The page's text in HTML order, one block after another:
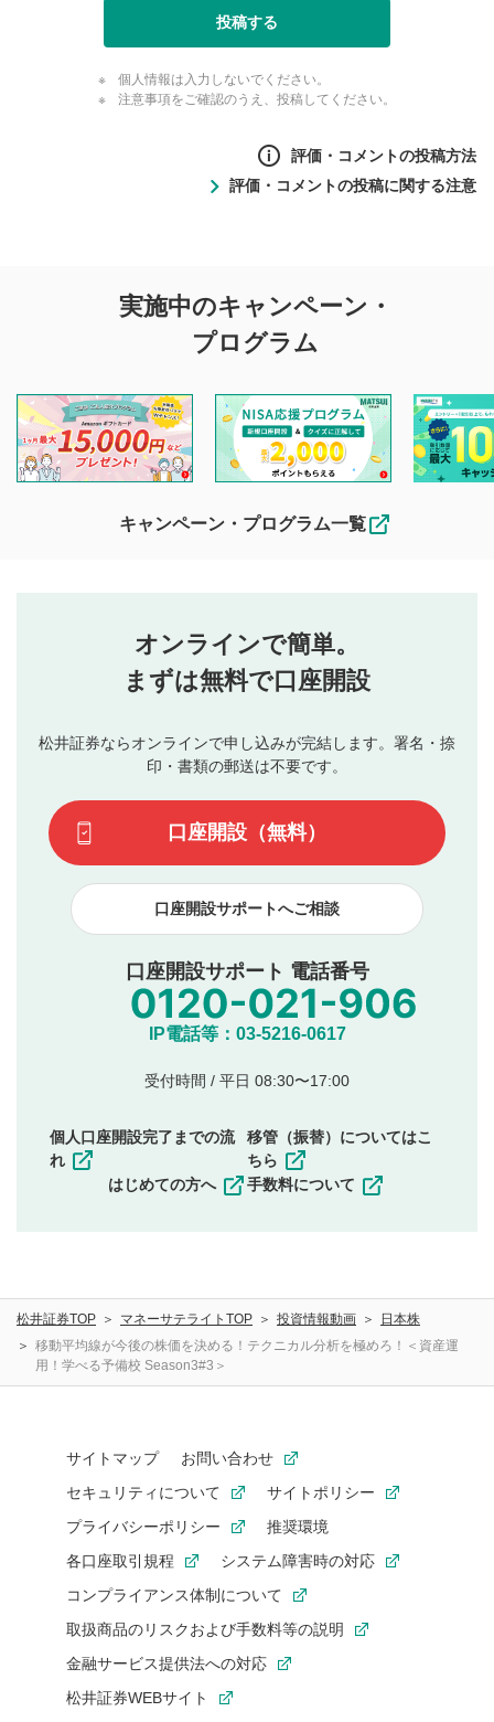
投稿する
個人情報は入力しないでください。
注意事項をご確認のうえ、投稿してください。
評価・コメントの投稿方法
投稿するボタン
星で評価をすると投稿できます。（お名前とコメント
3
動画の評価
です）
評価・コメントの投稿に関する注意
投稿に関する注意
を目的として、各動画コンテンツに、評価およびコメントの
投稿ができます。利用者は以下の注意事項をご理解のうえ、
閲覧および投稿を行うものとしてください。
他の利用者が動画を視聴される際の参考になるコメントをお
待ちしております。
なお、投稿をもって、本注意事項に同意されたものとみなし
行ってください。
当社は、利用者同士、もしくは利用者と第三者間のトラ
ブルによって生じた損害に対して一切の責任を負いませ
評価およびコメントは当社にて審査のうえ、掲載となり
ます。掲載されるまでに日数がかかる場合や掲載されない
てはお答えできません。各動画コンテンツへの掲載をもっ
て結果のご連絡といたします。ご了承ください。
下記の項目に該当すると判断された投稿内容は、掲載を
見合わせる場合がございます。
本動画コンテンツとは無関係の内容の投稿
他者への誹謗中傷や差別的表現投稿
公序良俗に反する内容の投稿
氏名、住所、電話番号など個人を特定できる情報の
他のサイトへの誘導や営利目的、広告・宣伝を目
他者の権利（商標、著作権、その他の知的財産
その他当社が不適切と判断した投稿
一度投稿した評価およびコメントの変更・削除はできま
に関する著作者人格権を行使しないことに同意します。利
用者が投稿したコメントは、当社サービスの広告・宣伝、
利用促進の目的で、印刷物・WEBサイト・SNS等に掲載す
ることがあります。
実施中のキャンペーン・
プログラム
キャンペーン・プログラム一覧
オンラインで簡単。
まずは無料で口座開設
松井証券ならオンラインで申し込みが完結します。署名・捺
印・書類の郵送は不要です。
口座開設（無料）
口座開設サポートへご相談
口座開設サポート 電話番号
IP電話等：03-5216-0617
受付時間 / 平日 08:30〜17:00
個人口座開設完了までの流
れ
はじめての方へ
移管（振替）についてはこ
ちら
手数料について
松井証券TOP マネーサテライトTOP 投資情報動画
日本株
移動平均線が今後の株価を決める！テクニカル分析を極めろ！＜資産運
用！学べる予備校 Season3#3＞
サイトマップ
お問い合わせ
セキュリティについて
サイトポリシー
プライバシーポリシー
推奨環境
各口座取引規程
システム障害時の対応
コンプライアンス体制について
取扱商品のリスクおよび手数料等の説明
金融サービス提供法への対応
松井証券WEBサイト